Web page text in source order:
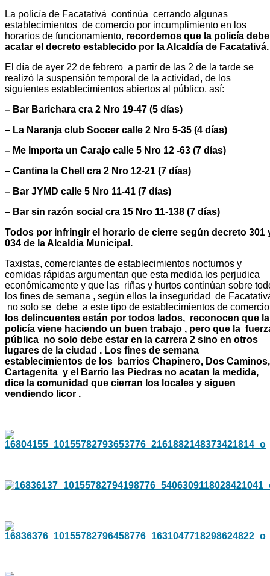
La policía de Facatativá continúa cerrando algunas
establecimientos de comercio por incumplimiento en los
horarios de funcionamiento, recordemos que la policía debe
acatar el decreto establecido por la Alcaldía de
El día de ayer 22 de febrero a partir de las 2 de la tarde se
realizó la suspensión temporal de la actividad, de los
siguientes establecimientos abiertos al público, así:
– Bar Barichara cra 2 Nro 19-47 (5 días)
– La Naranja club Soccer calle 2 Nro 5-35 (4 días)
– Me Importa un Carajo calle 5 Nro 12 -63 (7 días)
– Cantina la Chell cra 2 Nro 12-21 (7 días)
– Bar JYMD calle 5 Nro 11-41 (7 días)
– Bar sin razón social cra 15 Nro 11-138 (7 días)
Todos por infringir el horario de cierre según decreto 301
034 de la Alcaldía Municipal.
Taxistas, comerciantes de establecimientos nocturnos y
comidas rápidas argumentan que esta medida los perjudica
económicamente y que las riñas y hurtos continúan sobre
los fines de semana , según ellos la inseguridad de
no solo se debe a este tipo de establecimientos de comercio
los delincuentes están por todos lados, reconocen que la
policía viene haciendo un buen trabajo , pero que la
pública no solo debe estar en la carrera 2 sino en otros
lugares de la ciudad . Los fines de semana
establecimientos de los barrios Chapinero, Dos Caminos,
Cartagenita y el Barrio las Piedras no acatan la medida,
dice la comunidad que cierran los locales y siguen
vendiendo licor .